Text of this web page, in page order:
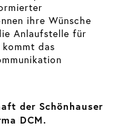
ihre Wünsche
Anlaufstelle für
das
der Schönhauser
DCM.